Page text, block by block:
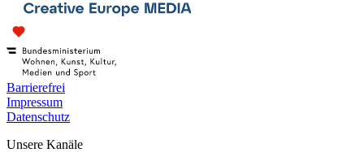
Barrierefrei
Impressum
Datenschutz
Unsere Kanäle